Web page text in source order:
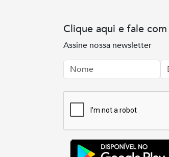
Clique aqui e fale
Assine nossa newsletter
Nome
Email